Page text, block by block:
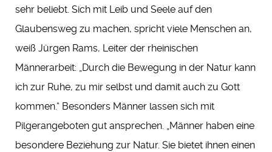
sehr beliebt. Sich mit Leib und Seele auf den
Glaubensweg zu machen, spricht viele Menschen an,
weiß Jürgen Rams, Leiter der rheinischen
Männerarbeit: „Durch die Bewegung in der Natur kann
ich zur Ruhe, zu mir selbst und damit auch zu Gott
kommen.“ Besonders Männer lassen sich mit
Pilgerangeboten gut ansprechen. „Männer haben eine
besondere Beziehung zur Natur. Sie bietet ihnen einen